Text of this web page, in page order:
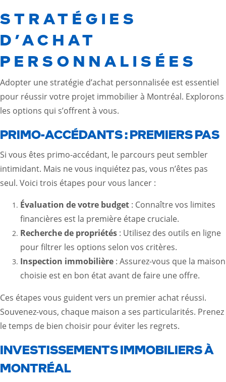
STRATÉGIES
D’ACHAT
PERSONNALISÉES
Adopter une stratégie d’achat personnalisée est essentiel
pour réussir votre projet immobilier à Montréal. Explorons
les options qui s’offrent à vous.
PRIMO-ACCÉDANTS : PREMIERS PAS
Si vous êtes primo-accédant, le parcours peut sembler
intimidant. Mais ne vous inquiétez pas, vous n’êtes pas
seul. Voici trois étapes pour vous lancer :
Évaluation de votre budget : Connaître vos limites
financières est la première étape cruciale.
Recherche de propriétés : Utilisez des outils en ligne
pour filtrer les options selon vos critères.
Inspection immobilière : Assurez-vous que la maison
choisie est en bon état avant de faire une offre.
Ces étapes vous guident vers un premier achat réussi.
Souvenez-vous, chaque maison a ses particularités. Prenez
le temps de bien choisir pour éviter les regrets.
INVESTISSEMENTS IMMOBILIERS À
MONTRÉAL